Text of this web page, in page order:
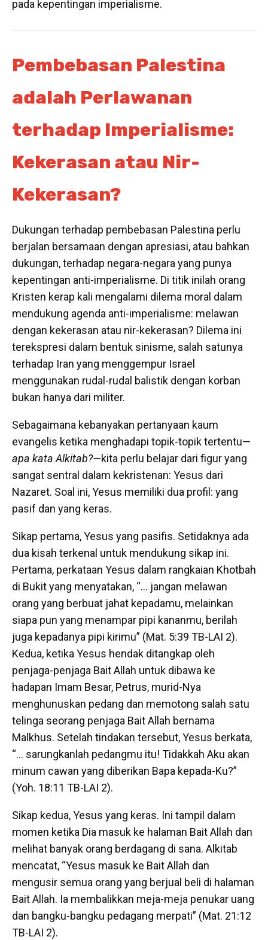
pada kepentingan imperialisme.
Pembebasan Palestina
adalah Perlawanan
terhadap Imperialisme:
Kekerasan atau Nir-
Kekerasan?
Dukungan terhadap pembebasan Palestina perlu
berjalan bersamaan dengan apresiasi, atau bahkan
dukungan, terhadap negara-negara yang punya
kepentingan anti-imperialisme. Di titik inilah orang
Kristen kerap kali mengalami dilema moral dalam
mendukung agenda anti-imperialisme: melawan
dengan kekerasan atau nir-kekerasan? Dilema ini
terekspresi dalam bentuk sinisme, salah satunya
terhadap Iran yang menggempur Israel
menggunakan rudal-rudal balistik dengan korban
bukan hanya dari militer.
Sebagaimana kebanyakan pertanyaan kaum
evangelis ketika menghadapi topik-topik tertentu—
apa kata Alkitab?—kita perlu belajar dari figur yang
sangat sentral dalam kekristenan: Yesus dari
Nazaret. Soal ini, Yesus memiliki dua profil: yang
pasif dan yang keras.
Sikap pertama, Yesus yang pasifis. Setidaknya ada
dua kisah terkenal untuk mendukung sikap ini.
Pertama, perkataan Yesus dalam rangkaian Khotbah
di Bukit yang menyatakan, “… jangan melawan
orang yang berbuat jahat kepadamu, melainkan
siapa pun yang menampar pipi kananmu, berilah
juga kepadanya pipi kirimu” (Mat. 5:39 TB-LAI 2).
Kedua, ketika Yesus hendak ditangkap oleh
penjaga-penjaga Bait Allah untuk dibawa ke
hadapan Imam Besar, Petrus, murid-Nya
menghunuskan pedang dan memotong salah satu
telinga seorang penjaga Bait Allah bernama
Malkhus. Setelah tindakan tersebut, Yesus berkata,
“… sarungkanlah pedangmu itu! Tidakkah Aku akan
minum cawan yang diberikan Bapa kepada-Ku?”
(Yoh. 18:11 TB-LAI 2).
Sikap kedua, Yesus yang keras. Ini tampil dalam
momen ketika Dia masuk ke halaman Bait Allah dan
melihat banyak orang berdagang di sana. Alkitab
mencatat, “Yesus masuk ke Bait Allah dan
mengusir semua orang yang berjual beli di halaman
Bait Allah. Ia membalikkan meja-meja penukar uang
dan bangku-bangku pedagang merpati” (Mat. 21:12
TB-LAI 2).